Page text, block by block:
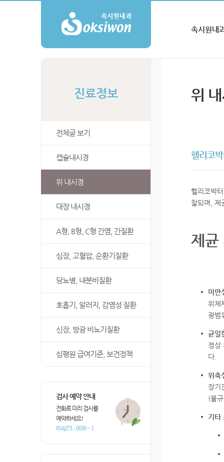
속시원내
진료정보
전체글 보기
캡슐내시경
위 내시경
대장 내시경
A형, B형, C형 간염, 간질환
심장, 고혈압, 순환기질환
당뇨병, 내분비질환
호흡기, 알러지, 감염성 질환
신장, 방광 비뇨기질환
심평원 급여기준, 보건정책
검사 예약 안내
전화로 미리 검사를
예약하세요!
054)271 - 9030 ~ 1
위
헬리코
헬리코박
찰되며, 제
제균
미만
위체
광범
균일
정상
다.
위축
장기
(불
기타